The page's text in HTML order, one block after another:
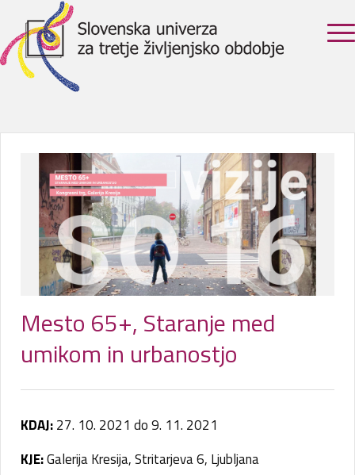
Mesto 65+, Staranje med
umikom in urbanostjo
KDAJ:27. 10. 2021 do 9. 11. 2021
KJE:Galerija Kresija, Stritarjeva 6, Ljubljana